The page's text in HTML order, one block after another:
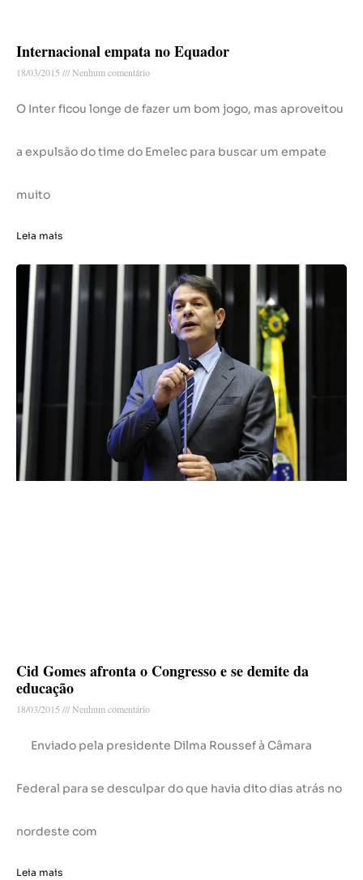
Internacional empata no Equador
18/03/2015 Nenhum comentário
O Inter ficou longe de fazer um bom jogo, mas aproveitou
a expulsão do time do Emelec para buscar um empate
muito
Leia mais
Cid Gomes afronta o Congresso e se demite da
educação
18/03/2015 Nenhum comentário
Enviado pela presidente Dilma Roussef à Câmara
Federal para se desculpar do que havia dito dias atrás no
nordeste com
Leia mais